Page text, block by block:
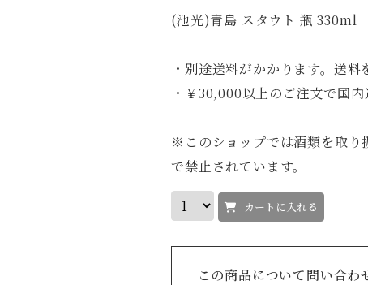
(池光)青島 スタウト 瓶 330ml
・別途送料がかかります。送料
・￥30,000以上のご注文で国
※このショップでは酒類を取り
で禁止されています。
カートに入れる
この商品について問い合わ